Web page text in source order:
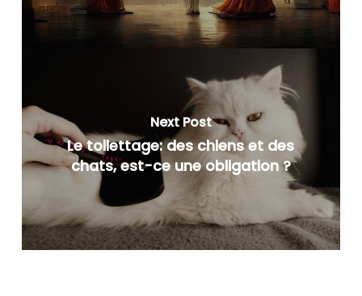
Next Post
Le toilettage: des chiens et des
chats, est-ce une obligation ?